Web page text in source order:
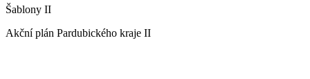
Šablony II
Akční plán Pardubického kraje II